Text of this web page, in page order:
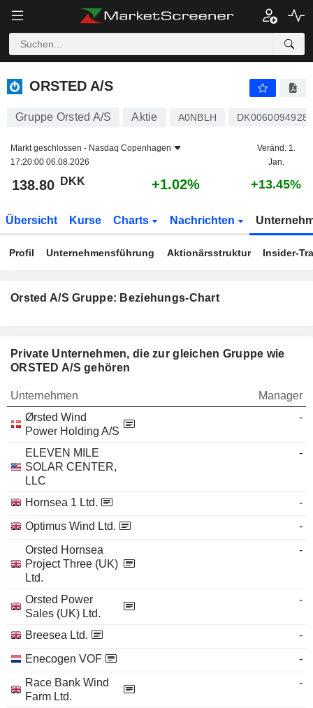
ORSTED A/S
ORSTED A/S
Gruppe Orsted A/S Aktie A0NBLH DK0060094928
Markt geschlossen - Nasdaq Copenhagen
17:20:00 06.08.2026
Veränd. 1.
Jan.
138.80 DKK +1.02% +13.45%
Übersicht Kurse Charts Nachrichten
Profil Unternehmensführung Aktionärsstruktur Insider-
Orsted A/S Gruppe: Beziehungs-Chart
Private Unternehmen, die zur gleichen Gruppe wie
ORSTED A/S gehören
Unternehmen
Manager
Ørsted Wind
Power Holding A/S
-
ELEVEN MILE
SOLAR CENTER,
LLC
-
Hornsea 1 Ltd.
-
Optimus Wind Ltd.
-
Orsted Hornsea
Project Three (UK)
Ltd.
-
Orsted Power
Sales (UK) Ltd.
-
Breesea Ltd.
-
Enecogen VOF
-
Race Bank Wind
Farm Ltd.
-